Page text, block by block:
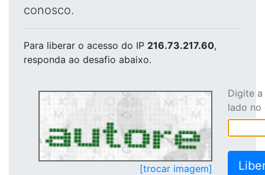
conosco.
Para liberar o acesso do IP 216.73.217.60,
responda ao desafio abaixo.
[trocar imagem]
Digite
lado no